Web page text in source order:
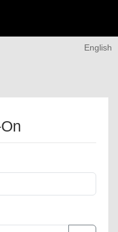
English